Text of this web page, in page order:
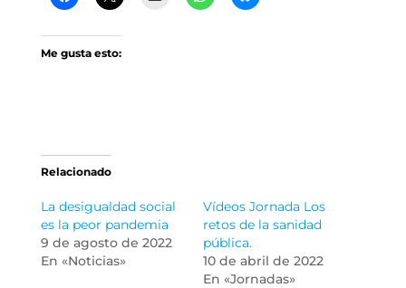
Me gusta esto:
Relacionado
La desigualdad social
es la peor pandemia
9 de agosto de 2022
En «Noticias»
Vídeos Jornada Los
retos de la sanidad
pública.
10 de abril de 2022
En «Jornadas»